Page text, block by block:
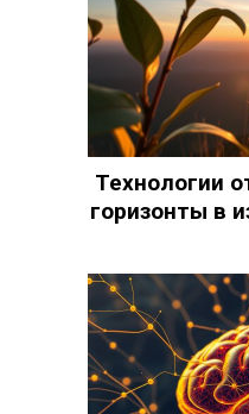
Технологии
горизонты в